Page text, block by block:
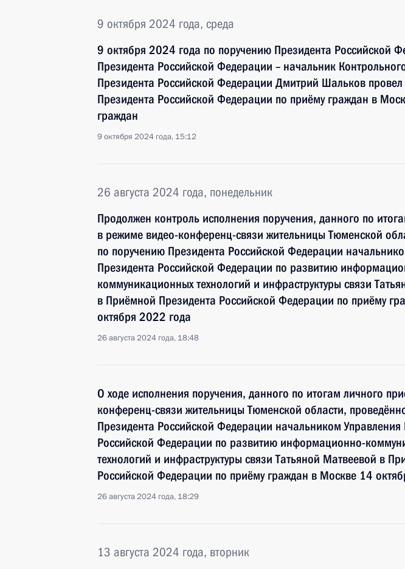
9 октября 2024 года, среда
9 октября 2024 года по поручению Президента Российской
Президента Российской Федерации – начальник
Президента Российской Федерации Дмитрий Шальков
Президента Российской Федерации по приёму граждан в
граждан
9 октября 2024 года, 15:12
26 августа 2024 года, понедельник
Продолжен контроль исполнения поручения, данного по
в режиме видео-конференц-связи жительницы Тюменской
по поручению Президента Российской Федерации
Президента Российской Федерации по развитию
коммуникационных технологий и инфраструктуры связи
в Приёмной Президента Российской Федерации по приёму
октября 2022 года
26 августа 2024 года, 18:48
О ходе исполнения поручения, данного по итогам личного
конференц-связи жительницы Тюменской области,
Президента Российской Федерации начальником Управления
Российской Федерации по развитию информационно-
технологий и инфраструктуры связи Татьяной Матвеевой в
Российской Федерации по приёму граждан в Москве 14
26 августа 2024 года, 18:29
13 августа 2024 года, вторник